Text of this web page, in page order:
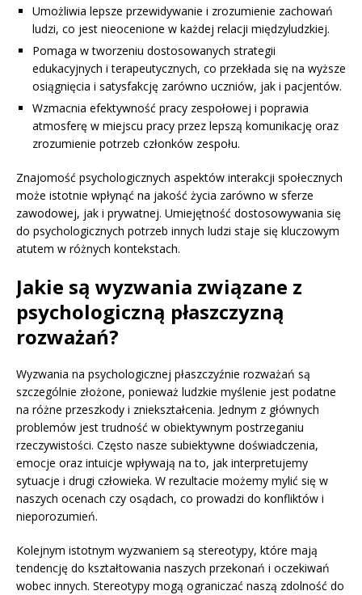
Umożliwia lepsze przewidywanie i zrozumienie zachowań
ludzi, co jest nieocenione w każdej relacji międzyludzkiej.
Pomaga w tworzeniu dostosowanych strategii
edukacyjnych i terapeutycznych, co przekłada się na wyższe
osiągnięcia i satysfakcję zarówno uczniów, jak i pacjentów.
Wzmacnia efektywność pracy zespołowej i poprawia
atmosferę w miejscu pracy przez lepszą komunikację oraz
zrozumienie potrzeb członków zespołu.
Znajomość psychologicznych aspektów interakcji społecznych
może istotnie wpłynąć na jakość życia zarówno w sferze
zawodowej, jak i prywatnej. Umiejętność dostosowywania się
do psychologicznych potrzeb innych ludzi staje się kluczowym
atutem w różnych kontekstach.
Jakie są wyzwania związane z
psychologiczną płaszczyzną
rozważań?
Wyzwania na psychologicznej płaszczyźnie rozważań są
szczególnie złożone, ponieważ ludzkie myślenie jest podatne
na różne przeszkody i zniekształcenia. Jednym z głównych
problemów jest trudność w obiektywnym postrzeganiu
rzeczywistości. Często nasze subiektywne doświadczenia,
emocje oraz intuicje wpływają na to, jak interpretujemy
sytuacje i drugi człowieka. W rezultacie możemy mylić się w
naszych ocenach czy osądach, co prowadzi do konfliktów i
nieporozumień.
Kolejnym istotnym wyzwaniem są stereotypy, które mają
tendencję do kształtowania naszych przekonań i oczekiwań
wobec innych. Stereotypy mogą ograniczać naszą zdolność do